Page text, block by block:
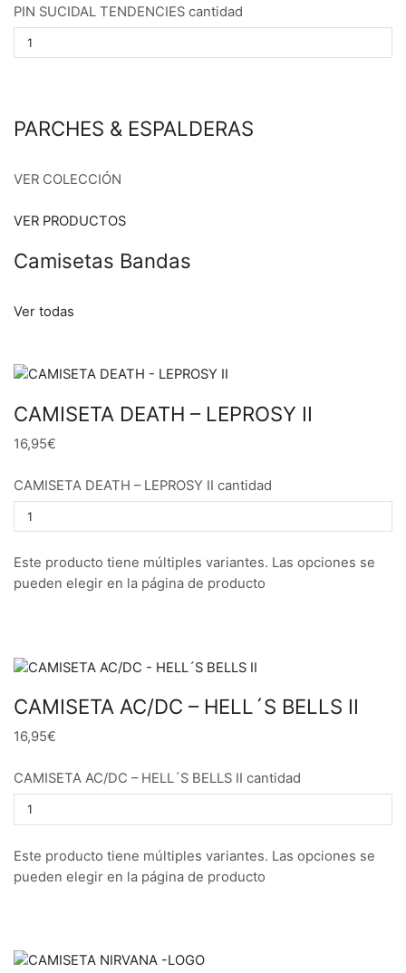
PIN SUCIDAL TENDENCIES cantidad
PARCHES & ESPALDERAS
VER COLECCIÓN
VER PRODUCTOS
Camisetas Bandas
Ver todas
CAMISETA DEATH – LEPROSY II
16,95€
CAMISETA DEATH – LEPROSY II cantidad
Este producto tiene múltiples variantes. Las opciones se
pueden elegir en la página de producto
CAMISETA AC/DC – HELL´S BELLS II
16,95€
CAMISETA AC/DC – HELL´S BELLS II cantidad
Este producto tiene múltiples variantes. Las opciones se
pueden elegir en la página de producto